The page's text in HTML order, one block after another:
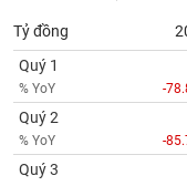
Tỷ đồng
Quý 1
% YoY -
Quý 2
% YoY -
Quý 3